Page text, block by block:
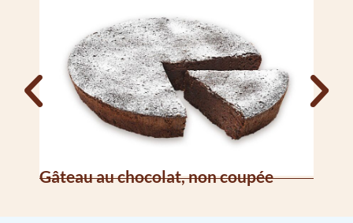
Gâteau au chocolat, non coupée